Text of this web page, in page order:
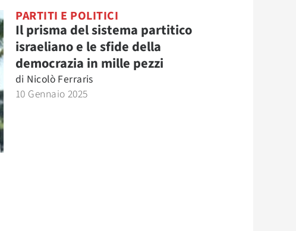
PARTITI E POLITICI
Il prisma del sistema partitico
israeliano e le sfide della
democrazia in mille pezzi
di Nicolò Ferraris
10 Gennaio 2025